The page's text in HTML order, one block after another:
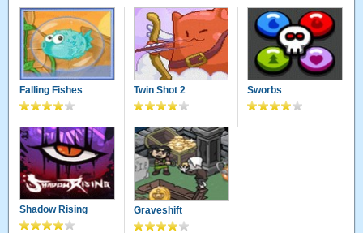
Falling Fishes Twin Shot 2 Sworbs
Shadow Rising Graveshift